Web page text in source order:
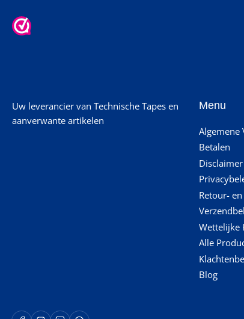
Uw leverancier van Technische Tapes en
aanverwante artikelen
Menu
Algemene
Betalen
Disclaimer
Retour-
Wettelijke
Alle
Blog